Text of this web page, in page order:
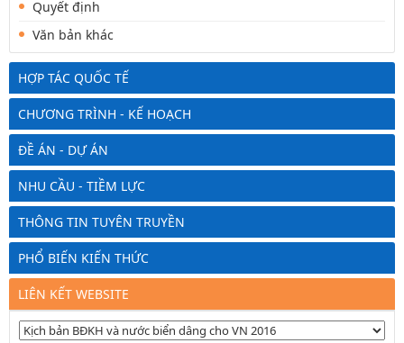
Quyết định
Văn bản khác
HỢP TÁC QUỐC TẾ
CHƯƠNG TRÌNH - KẾ HOẠCH
ĐỀ ÁN - DỰ ÁN
NHU CẦU - TIỀM LỰC
THÔNG TIN TUYÊN TRUYỀN
PHỔ BIẾN KIẾN THỨC
LIÊN KẾT WEBSITE